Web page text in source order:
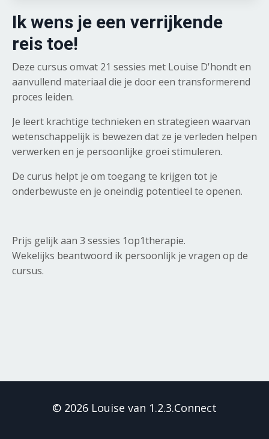
Ik wens je een verrijkende
reis toe!
Deze cursus omvat 21 sessies met Louise D'hondt en
aanvullend materiaal die je door een transformerend
proces leiden.
Je leert krachtige technieken en strategieen waarvan
wetenschappelijk is bewezen dat ze je verleden helpen
verwerken en je persoonlijke groei stimuleren.
De curus helpt je om toegang te krijgen tot je
onderbewuste en je oneindig potentieel te openen.
Prijs gelijk aan 3 sessies 1op1therapie.
Wekelijks beantwoord ik persoonlijk je vragen op de
cursus.
© 2026 Louise van 1.2.3.Connect